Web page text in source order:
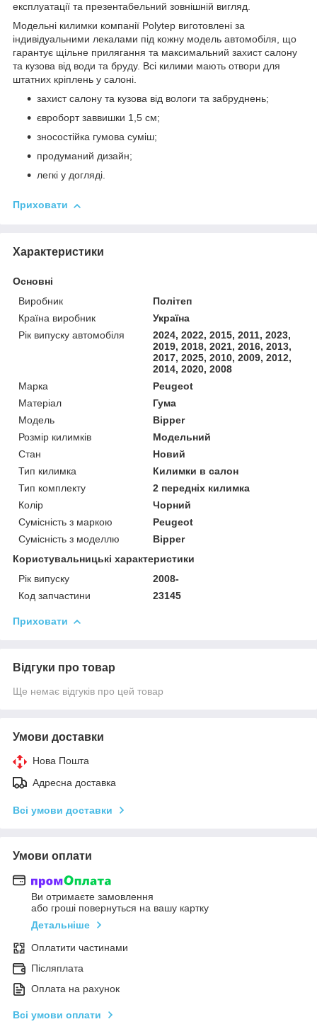
експлуатації та презентабельний зовнішній вигляд.
Модельні килимки компанії Polytep виготовлені за
індивідуальними лекалами під кожну модель автомобіля, що
гарантує щільне прилягання та максимальний захист салону
та кузова від води та бруду. Всі килими мають отвори для
штатних кріплень у салоні.
захист салону та кузова від вологи та забруднень;
євроборт заввишки 1,5 см;
зносостійка гумова суміш;
продуманий дизайн;
легкі у догляді.
Приховати
Характеристики
Основні
Виробник
Політеп
Країна виробник
Україна
Рік випуску автомобіля
2024, 2022, 2015, 2011, 2023,
2019, 2018, 2021, 2016, 2013,
2017, 2025, 2010, 2009, 2012,
2014, 2020, 2008
Марка
Peugeot
Матеріал
Гума
Модель
Bipper
Розмір килимків
Модельний
Стан
Новий
Тип килимка
Килимки в салон
Тип комплекту
2 передніх килимка
Колір
Чорний
Сумісність з маркою
Peugeot
Сумісність з моделлю
Bipper
Користувальницькі характеристики
Рік випуску
2008-
Код запчастини
23145
Приховати
Відгуки про товар
Ще немає відгуків про цей товар
Умови доставки
Нова Пошта
Адресна доставка
Всі умови доставки
Умови оплати
Ви отримаєте замовлення
або гроші повернуться на вашу картку
Детальніше
Оплатити частинами
Післяплата
Оплата на рахунок
Всі умови оплати